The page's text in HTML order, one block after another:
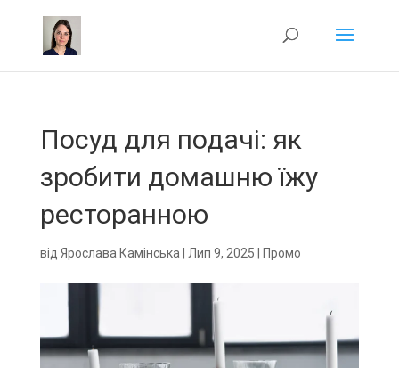
Посуд для подачі: як
зробити домашню їжу
ресторанною
від Ярослава Камінська Лип 9, 2025 Промо